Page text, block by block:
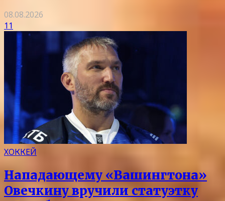
08.08.2026
11
ХОККЕЙ
Нападающему «Вашингтона»
Овечкину вручили статуэтку